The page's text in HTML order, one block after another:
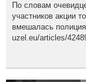
По словам
участников акции
вмешалась
uzel.eu/articles/